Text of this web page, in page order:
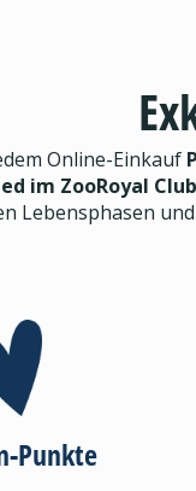
Online-Einkauf
im ZooRoyal Club
Lebensphasen
Punkte